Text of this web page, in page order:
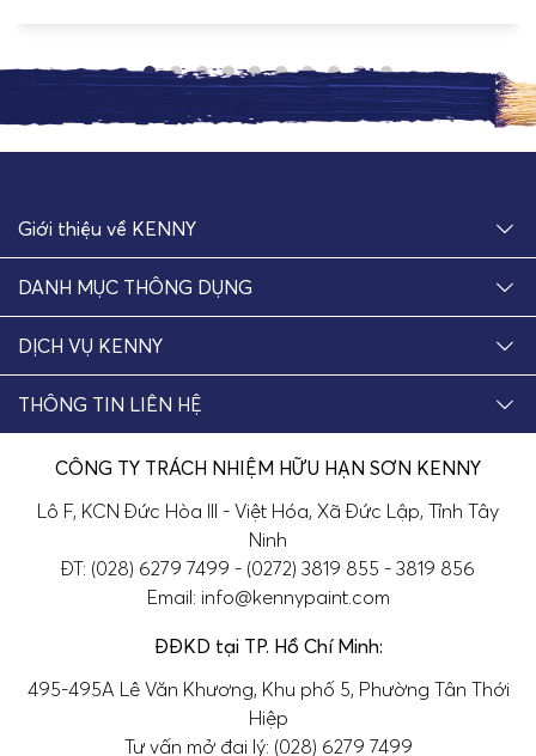
Giới thiệu về KENNY
DANH MỤC THÔNG DỤNG
DỊCH VỤ KENNY
THÔNG TIN LIÊN HỆ
CÔNG TY TRÁCH NHIỆM HỮU HẠN SƠN KENNY
Lô F, KCN Đức Hòa III - Việt Hóa, Xã Đức Lập, Tỉnh Tây
Ninh
ĐT: (028) 6279 7499 - (0272) 3819 855 - 3819 856
Email: info@kennypaint.com
ĐĐKD tại TP. Hồ Chí Minh:
495-495A Lê Văn Khương, Khu phố 5, Phường Tân Thới
Hiệp
Tư vấn mở đại lý: (028) 6279 7499